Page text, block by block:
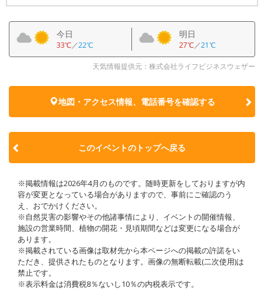
今日
33℃／22℃
明日
27℃／21℃
天気情報提供元：株式会社ライフビジネスウェザー
地図・アクセス情報、電話番号を確認する
このイベントのトップへ戻る
※掲載情報は2026年4月のものです。随時更新をしておりますが内
容が変更となっている場合がありますので、事前にご確認のう
え、おでかけください。
※自然災害の影響やその他諸事情により、イベントの開催情報、
施設の営業時間、植物の開花・見頃期間などは変更になる場合が
あります。
※掲載されている画像は取材先から本ページへの掲載の許諾をい
ただき、提供されたものとなります。画像の無断転載(二次使用)は
禁止です。
※表示料金は消費税8％ないし10％の内税表示です。